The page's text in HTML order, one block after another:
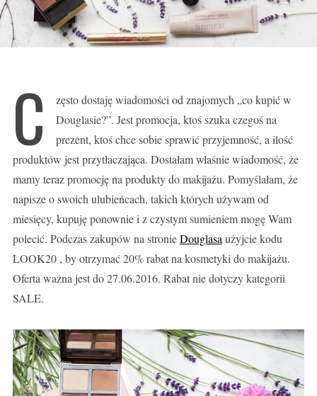
C
zęsto dostaję wiadomości od znajomych „co kupić w
Douglasie?”. Jest promocja, ktoś szuka czegoś na
prezent, ktoś chce sobie sprawić przyjemność, a ilość
produktów jest przytłaczająca. Dostałam właśnie wiadomość, że
mamy teraz promocję na produkty do makijażu. Pomyślałam, że
napisze o swoich ulubieńcach, takich których używam od
miesięcy, kupuję ponownie i z czystym sumieniem mogę Wam
polecić. Podczas zakupów na stronieDouglasaużyjcie kodu
LOOK20 , by otrzymać 20% rabat na kosmetyki do makijażu.
Oferta ważna jest do 27.06.2016. Rabat nie dotyczy kategorii
SALE.